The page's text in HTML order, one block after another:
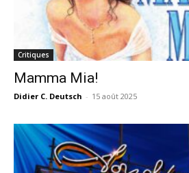
Critiques
Mamma Mia!
Didier C. Deutsch - 15 août 2025